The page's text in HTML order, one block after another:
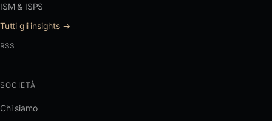
ISM & ISPS
Tutti gli insights →
RSS
SOCIETÀ
Chi siamo